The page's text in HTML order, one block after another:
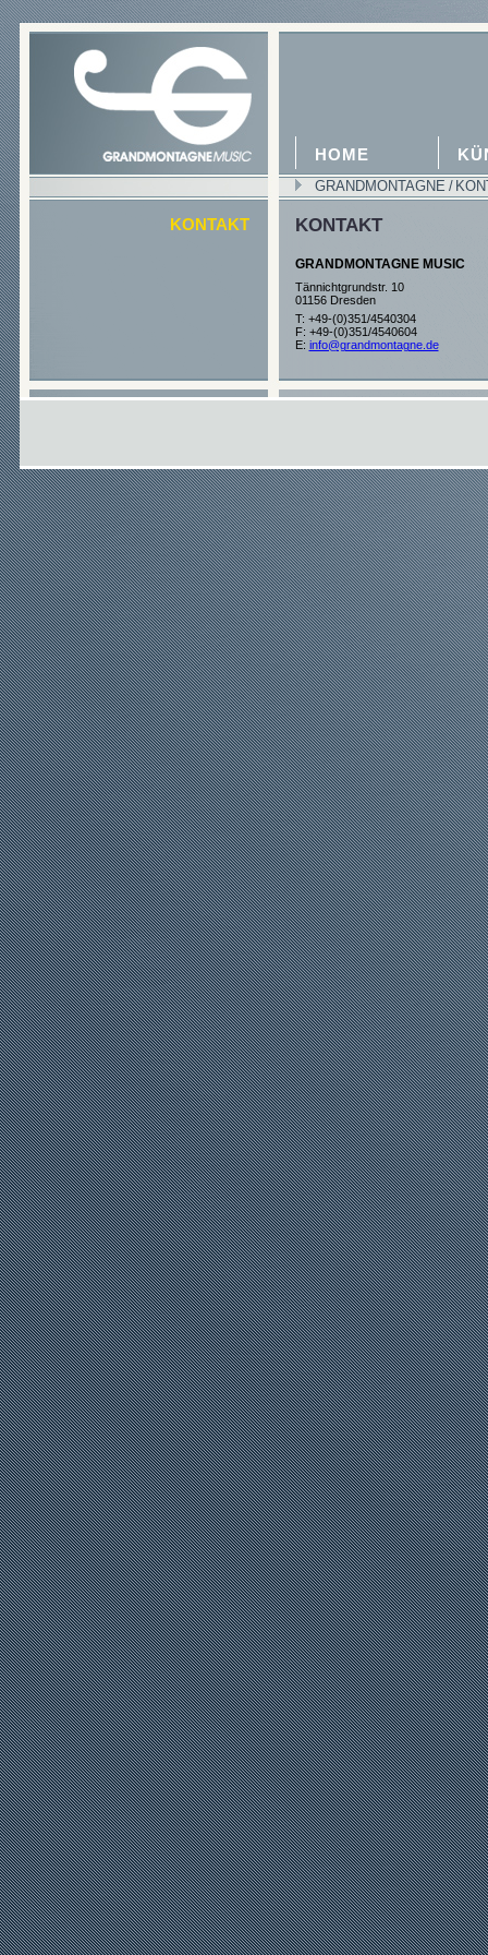
HOME
GRANDMONTAGNE /
KONTAKT KONTAKT
GRANDMONTAGNE MUSIC
Tännichtgrundstr. 10
01156 Dresden
T: +49-(0)351/4540304
F: +49-(0)351/4540604
E: info@grandmontagne.de